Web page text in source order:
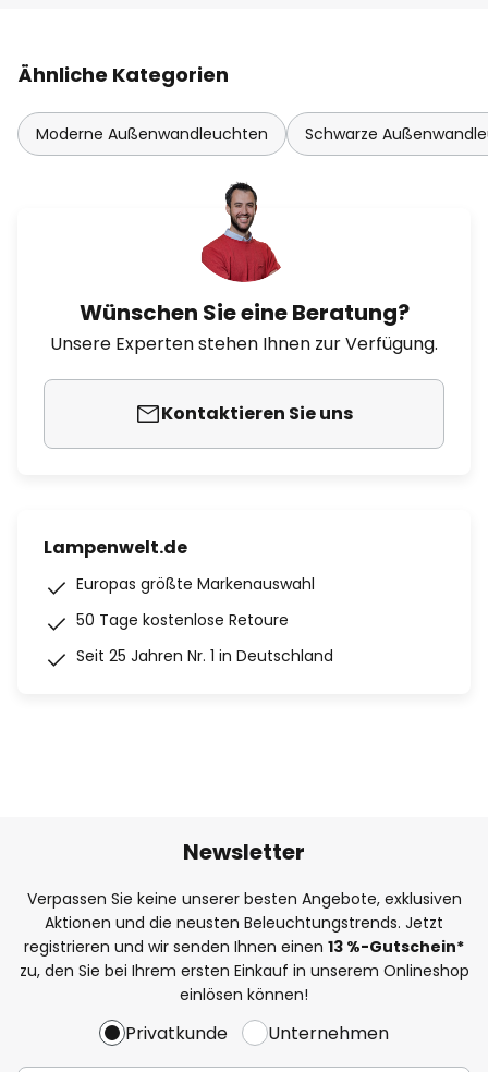
Ähnliche Kategorien
Moderne Außenwandleuchten Schwarze
Wünschen Sie eine Beratung?
Unsere Experten stehen Ihnen zur Verfügung.
Kontaktieren Sie uns
Lampenwelt.de
Europas größte Markenauswahl
50 Tage kostenlose Retoure
Seit 25 Jahren Nr. 1 in Deutschland
Newsletter
Verpassen Sie keine unserer besten Angebote, exklusiven
Aktionen und die neusten Beleuchtungstrends. Jetzt
registrieren und wir senden Ihnen einen 13 %-Gutschein*
zu, den Sie bei Ihrem ersten Einkauf in unserem Onlineshop
einlösen können!
Privatkunde Unternehmen